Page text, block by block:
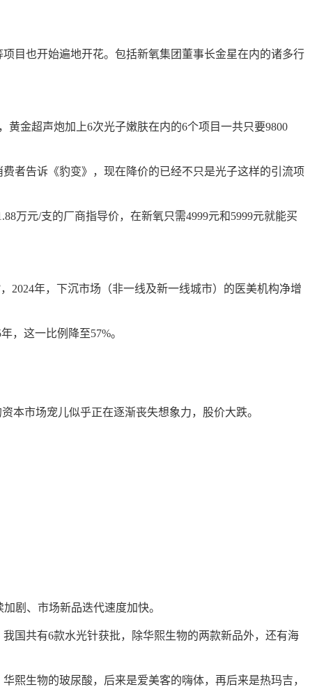
目也开始遍地开花。 包括新氧集团董事长金星在内的诸多行
黄金超声炮加上6次光子嫩肤在内的6个项目一共只要9800
费者告诉 《豹变》 ，现在降价的已经不只是光子这样的引流项
万元/支的厂商指导价，在新氧只需4999元和5999元就能买
2024年，下沉市场（非一线及新一线城市）的医美机构净增
，这一比例降至57%。
本市场宠儿似乎正在逐渐丧失想象力，股价大跌。
加剧、市场新品迭代速度加快。
我国共有6款水光针获批，除华熙生物的两款新品外，还有海
熙生物的玻尿酸，后来是爱美客的嗨体，再后来是热玛吉，